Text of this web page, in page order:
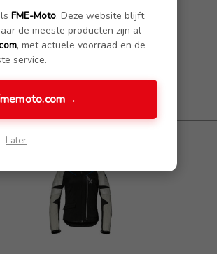
FME-Moto. Deze website blijft
de meeste producten zijn al
, met actuele voorraad en de
service.
→
Later